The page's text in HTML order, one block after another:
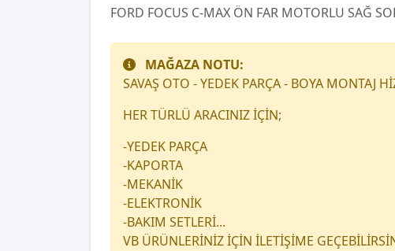
FORD FOCUS C-MAX ÖN FAR MOTORLU SAĞ
MAĞAZA NOTU:
SAVAŞ OTO - YEDEK PARÇA - BOYA MONTAJ
HER TÜRLÜ ARACINIZ İÇİN;
-YEDEK PARÇA
-KAPORTA
-MEKANİK
-ELEKTRONİK
-BAKIM SETLERİ...
VB ÜRÜNLERİNİZ İÇİN İLETİŞİME